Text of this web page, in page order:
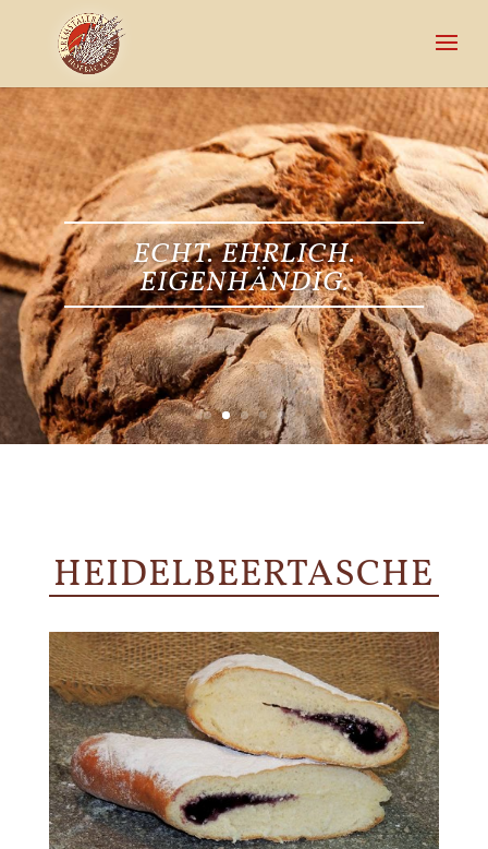
ECHT. EHRLICH.
EIGENHÄNDIG.
HEIDELBEERTASCHE